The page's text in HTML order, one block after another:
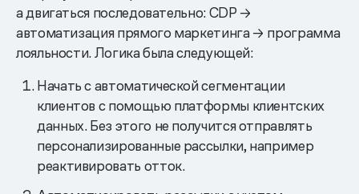
а двигаться последовательно: CDP →
автоматизация прямого маркетинга → программа
лояльности. Логика была следующей:
Начать с автоматической сегментации
клиентов с помощью платформы клиентских
данных. Без этого не получится отправлять
персонализированные рассылки, например
реактивировать отток.